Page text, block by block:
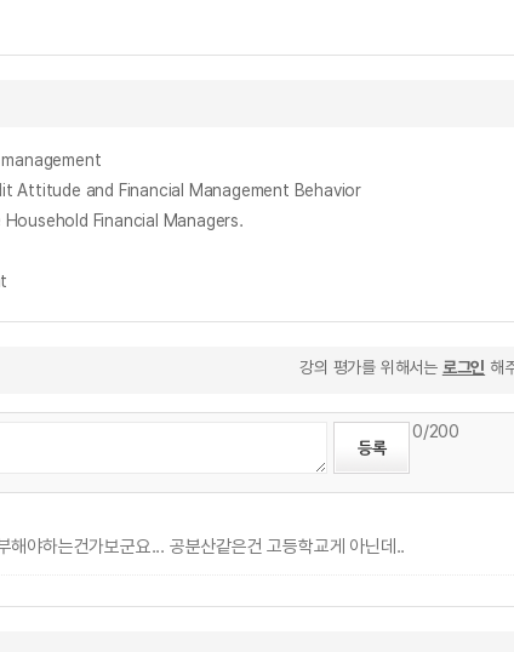
management
Attitude and Financial Management Behavior
Household Financial Managers.
강의 평가를 위해서는 로그인 해
0/200
야하는건가보군요... 공분산같은건 고등학교게 아닌데..